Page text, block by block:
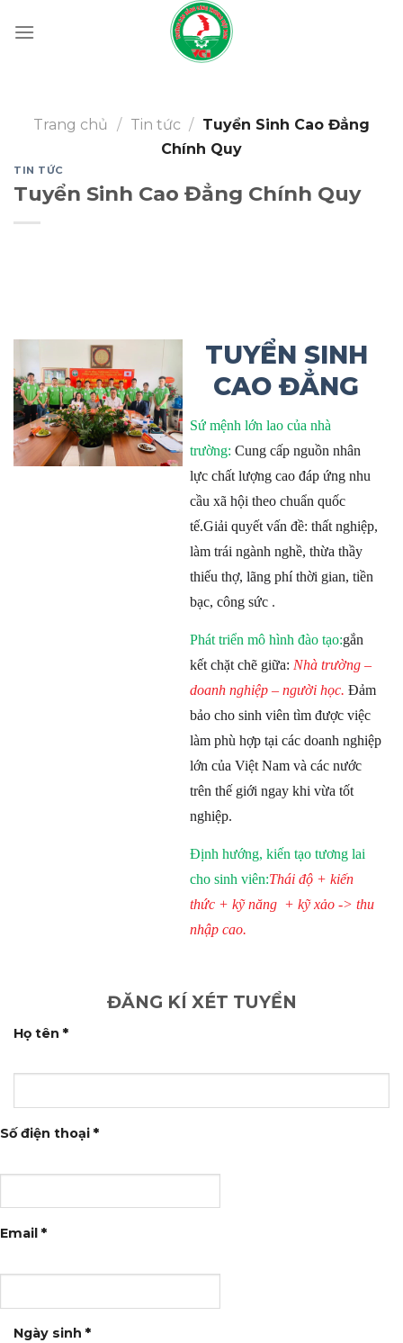
Trang chủ / Tin tức / Tuyển Sinh Cao Đẳng
Chính Quy
TIN TỨC
Tuyển Sinh Cao Đẳng Chính Quy
TUYỂN SINH
CAO ĐẲNG
Sứ mệnh lớn lao của nhà
trường: Cung cấp nguồn nhân
lực chất lượng cao đáp ứng nhu
cầu xã hội theo chuẩn quốc
tế.Giải quyết vấn đề: thất nghiệp,
làm trái ngành nghề, thừa thầy
thiếu thợ, lãng phí thời gian, tiền
bạc, công sức .
Phát triển mô hình đào tạo:gắn
kết chặt chẽ giữa: Nhà trường –
doanh nghiệp– người học.Đảm
bảo cho sinh viên tìm được việc
làm phù hợp tại các doanh nghiệp
lớn của Việt Nam và các nước
trên thế giới ngay khi vừa tốt
nghiệp.
Định hướng, kiến tạo tương lai
cho sinh viên:Thái độ + kiến
thức + kỹ năng + kỹ xảo -> thu
nhập cao.
ĐĂNG KÍ XÉT TUYỂN
Họ tên *
Số điện thoại *
Email *
Ngày sinh *